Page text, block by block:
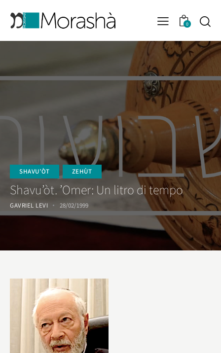
0
SHAVU’ÒT ZEHÙT
Shavu’òt. ’Omer: Un litro di tempo
GAVRIEL LEVI 28/02/1999